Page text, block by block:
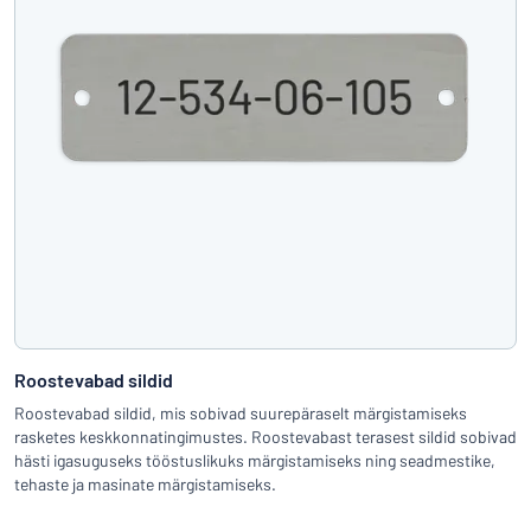
Roostevabad sildid
Roostevabad sildid, mis sobivad suurepäraselt märgistamiseks
rasketes keskkonnatingimustes. Roostevabast terasest sildid sobivad
hästi igasuguseks tööstuslikuks märgistamiseks ning seadmestike,
tehaste ja masinate märgistamiseks.